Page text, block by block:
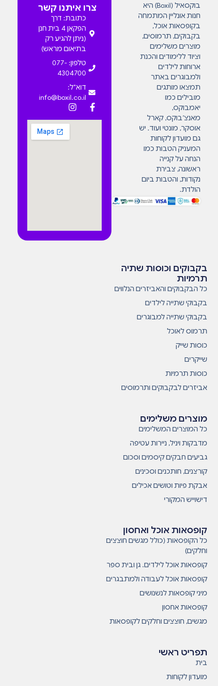
בוקסאיל (Boxil) היא
חנות אונליין המתמחה
בקופסאות אוכל,
בקבוקים, תרמוסים,
מוצרים משלימים
וציוד ללימודים והכנת
ארוחות לילדים
ולמבוגרים באתר
תמצאו מותגים
מובילים כמו
יאמבוקס,
מאנצ’בוקס, קארל
אוסקר, מונטי ועוד. יש
גם מועדון לקוחות
המעניק הטבות כמו
הנחה על קנייה
ראשונה, צבירת
נקודות, והטבות ביום
הולדת.
צרו איתנו קשר
כתובת: דרך
הפקאן 4 בית חנן
(ניתן להגיע רק
בתיאום מראש)
טלפון: 077-
4304700
דוא"ל:
info@boxil.co.il
תפריט ראשי
בית
מועדון לקוחות
קופסאות אוכל ואחסון
כל הקופסאות (כולל מגשים חוצצים
וחלקים)
קופסאות אוכל לילדים. גן ובית ספר
קופסאות אוכל לעבודה ולמתבגרים
מיני קופסאות לנשנושים
קופסאות אחסון
מגשים, חוצצים וחלקים לקופסאות
מוצרים משלימים
כל המוצרים המשלימים
מדבקות ויניל, ניירות עטיפה
גביעים חבקים קיסמים וסכום
קורצנים, חותכנים וסכינים
אבקת פיות וטושים אכילים
דישוייש המקורי
בקבוקים וכוסות שתיה
תרמיות
כל הבקבוקים והאביזרים הנלווים
בקבוקי שתייה לילדים
בקבוקי שתייה למבוגרים
תרמוס לאוכל
כוסות שייק
שייקרים
כוסות תרמיות
אביזרים לבקבוקים ותרמוסים